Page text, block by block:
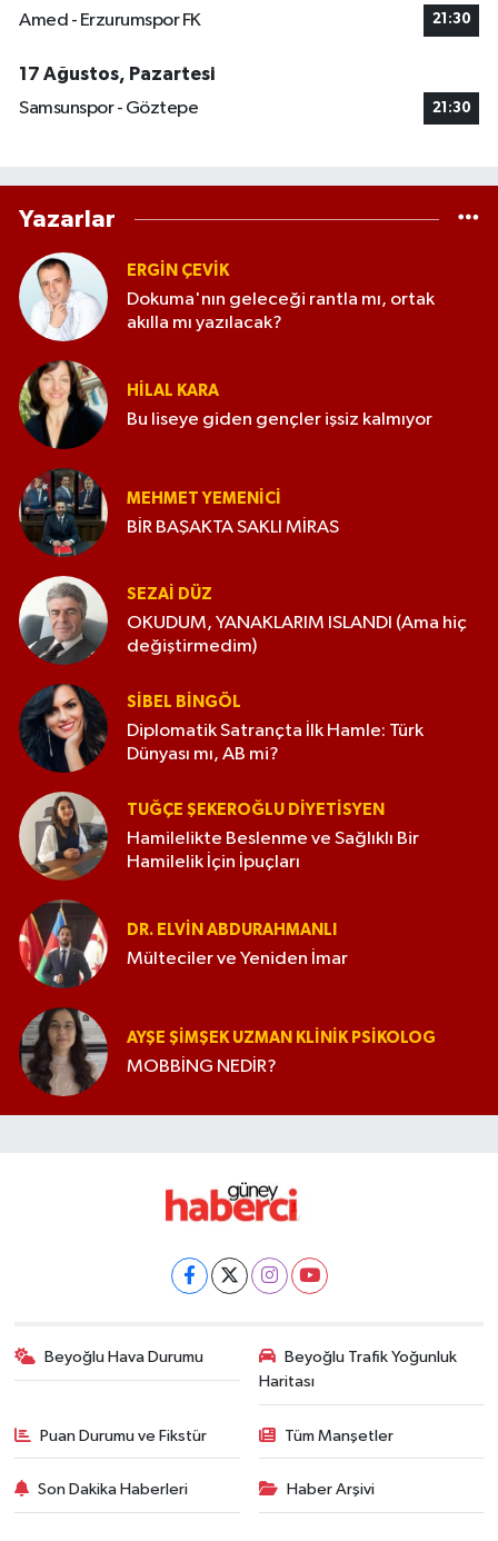
Amed - Erzurumspor FK 21:30
17 Ağustos, Pazartesi
Samsunspor - Göztepe
21:30
Yazarlar
ERGIN ÇEVİK
Dokuma'nın geleceği rantla mı, ortak
akılla mı yazılacak?
HILAL KARA
Bu liseye giden gençler işsiz kalmıyor
MEHMET YEMENICI
BİR BAŞAKTA SAKLI MİRAS
SEZAI DÜZ
OKUDUM, YANAKLARIM ISLANDI (Ama hiç
değiştirmedim)
SIBEL BINGÖL
Diplomatik Satrançta İlk Hamle: Türk
Dünyası mı, AB mi?
TUĞÇE ŞEKEROĞLU DIYETISYEN
Hamilelikte Beslenme ve Sağlıklı Bir
Hamilelik İçin İpuçları
DR. ELVIN ABDURAHMANLI
Mülteciler ve Yeniden İmar
AYŞE ŞIMŞEK UZMAN KLINIK PSIKOLOG
MOBBİNG NEDİR?
Beyoğlu Hava Durumu
Beyoğlu Trafik Yoğunluk
Haritası
Puan Durumu ve Fikstür Tüm Manşetler
Son Dakika Haberleri Haber Arşivi